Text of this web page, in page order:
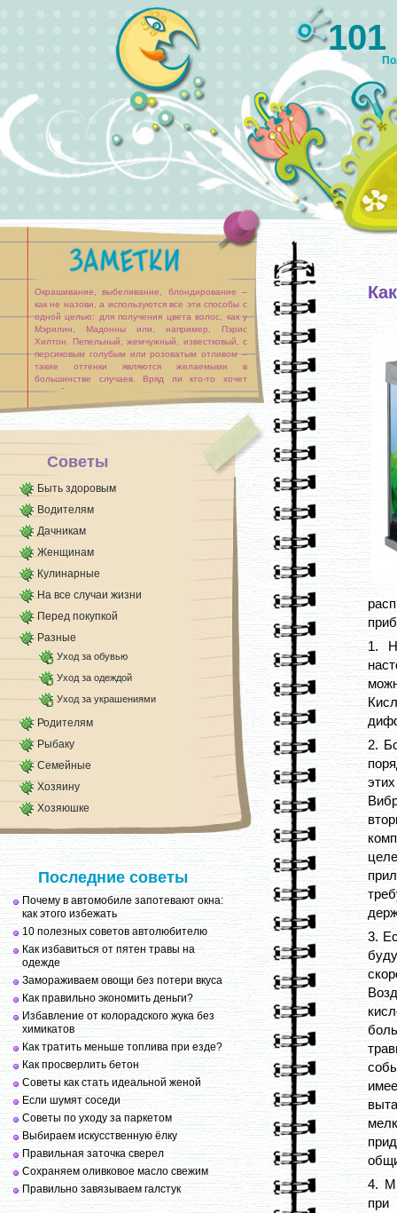
Окрашивание, выбеливание, блондирование –
как не назови, а используются все эти способы с
одной целью: для получения цвета волос, как у
Мэрилин, Мадонны или, например, Пэрис
Хилтон. Пепельный, жемчужный, известковый, с
персиковым голубым или розоватым отливом –
такие оттенки являются желаемыми в
большинстве случаев. Вряд ли кто-то хочет
уподобиться желтенькому цыпленку, но на
практике частенько [...]
Советы
Быть здоровым
Водителям
Дачникам
Женщинам
Кулинарные
На все случаи жизни
Перед покупкой
Разные
Уход за обувью
Уход за одеждой
Уход за украшениями
Родителям
Рыбаку
Семейные
Хозяину
Хозяюшке
Последние советы
Почему в автомобиле запотевают окна:
как этого избежать
10 полезных советов автолюбителю
Как избавиться от пятен травы на
одежде
Замораживаем овощи без потери вкуса
Как правильно экономить деньги?
Избавление от колорадского жука без
химикатов
Как тратить меньше топлива при езде?
Как просверлить бетон
Советы как стать идеальной женой
Если шумят соседи
Советы по уходу за паркетом
Выбираем искусственную ёлку
Правильная заточка сверел
Сохраняем оливковое масло свежим
Правильно завязываем галстук
1.
2.
3.
4.
при